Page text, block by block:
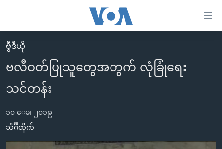
လွယ်ကူ
စေ
သည့်
များ
ပင်မ
အကြောင်းအရာ
မူလစာမျက်နှာ
မြန်မာ
ကမ္ဘာ့သတင်းများ
အမေရိကန်
တရုတ်
သတင်းလွတ်လပ်ခွင့်
ရပ်ဝန်းတခု လမ်းတခု အလွန်
ဗွီဒီယို
ဗလီဝတ်ပြုသူတွေအတွက် လုံခြုံရေး
သင်တန်း
၁၀ ေမ၊ ၂၀၁၉
သိင်္ဂီထိုက်